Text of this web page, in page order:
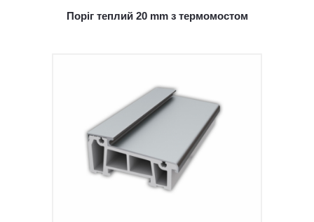
Поріг теплий 20 mm з термомостом